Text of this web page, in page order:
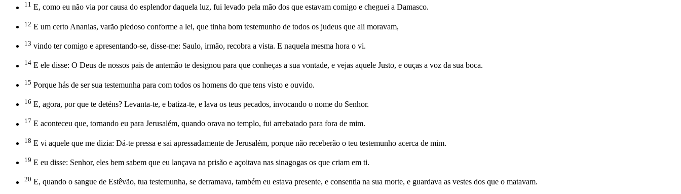
11 E, como eu não via por causa do esplendor daquela luz, fui levado pela mão dos que estavam comigo e cheguei a Damasco.
12 E um certo Ananias, varão piedoso conforme a lei, que tinha bom testemunho de todos os judeus que ali moravam,
13 vindo ter comigo e apresentando-se, disse-me: Saulo, irmão, recobra a vista. E naquela mesma hora o vi.
14 E ele disse: O Deus de nossos pais de antemão te designou para que conheças a sua vontade, e vejas aquele Justo, e ouças a voz da sua boca.
15 Porque hás de ser sua testemunha para com todos os homens do que tens visto e ouvido.
16 E, agora, por que te deténs? Levanta-te, e batiza-te, e lava os teus pecados, invocando o nome do Senhor.
17 E aconteceu que, tornando eu para Jerusalém, quando orava no templo, fui arrebatado para fora de mim.
18 E vi aquele que me dizia: Dá-te pressa e sai apressadamente de Jerusalém, porque não receberão o teu testemunho acerca de mim.
19 E eu disse: Senhor, eles bem sabem que eu lançava na prisão e açoitava nas sinagogas os que criam em ti.
20 E, quando o sangue de Estêvão, tua testemunha, se derramava, também eu estava presente, e consentia na sua morte, e guardava as vestes dos que o matavam.